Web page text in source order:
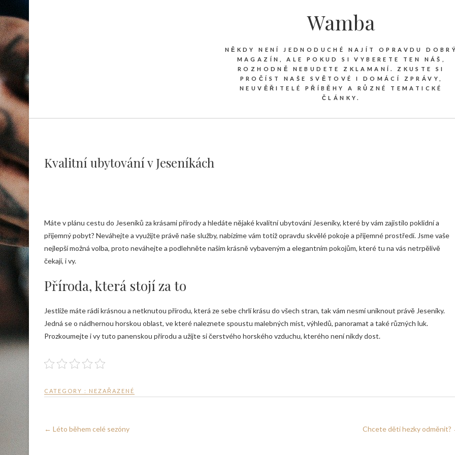
Wamba
NĚKDY NENÍ JEDNODUCHÉ NAJÍT OPRAVDU
MAGAZÍN, ALE POKUD SI VYBERETE TEN NÁŠ,
ROZHODNĚ NEBUDETE ZKLAMANÍ. ZKUSTE SI
PROČÍST NAŠE SVĚTOVÉ I DOMÁCÍ ZPRÁVY,
NEUVĚŘITELÉ PŘÍBĚHY A RŮZNÉ TEMATICKÉ
ČLÁNKY.
Kvalitní ubytování v Jeseníkách
Máte v plánu cestu do Jeseníků za krásami přírody a hledáte nějaké kvalitníubytování Jeseníky, které by vám zajistilo poklidní a
příjemný pobyt? Neváhejte a využijte právě naše služby, nabízíme vám totiž opravdu skvělé pokoje a příjemné prostředí. Jsme vaše
nejlepší možná volba, proto neváhejte a podlehněte našim krásně vybaveným a elegantním pokojům, které tu na vás netrpělivě
čekají, i vy.
Příroda, která stojí za to
Jestliže máte rádi krásnou a netknutou přírodu, která ze sebe chrlí krásu do všech stran, tak vám nesmí uniknout právě Jeseníky.
Jedná se o nádhernou horskou oblast, ve které naleznete spoustu malebných míst, výhledů, panoramat a také různých luk.
Prozkoumejte i vy tuto panenskou přírodu a užijte si čerstvého horského vzduchu, kterého není nikdy dost.
CATEGORY : NEZAŘAZENÉ
← Léto během celé sezóny Chcete děti hezky odměnit?